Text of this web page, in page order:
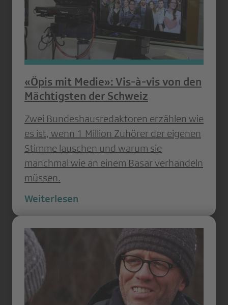
«Öpis mit Medie»: Vis-à-vis von den
Mächtigsten der Schweiz
Zwei Bundeshausredaktoren erzählen wie
es ist, wenn 1 Million Zuhörer der eigenen
Stimme lauschen und warum sie
manchmal wie an einem Basar verhandeln
müssen.
Weiterlesen